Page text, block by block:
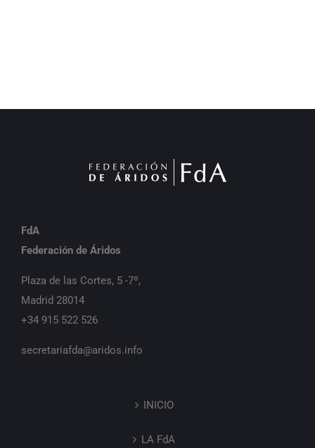
FdA
Federación de Áridos
Plaza de las Cortes, 5 -7º,
Madrid 28014
+34 915 522 526
secretariafda@aridos.info
INICIO
LA FdA